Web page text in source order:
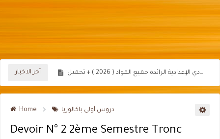
أخر الاخبار
Home دروس أولى باكالوريا
Devoir N° 2 2ème Semestre Tronc